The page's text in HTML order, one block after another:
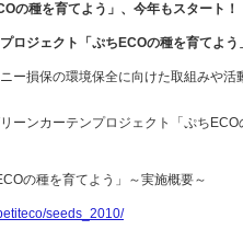
の種を育てよう」、今年もスタート！
ロジェクト「ぷちECOの種を育てよ
ー損保の環境保全に向けた取組みや
ーンカーテンプロジェクト「ぷち
の種を育てよう」～実施概要～
seeds_2010/